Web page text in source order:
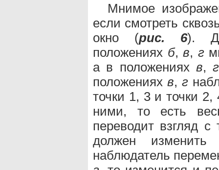
Мнимое
если смотреть
окно (рис. 6).
положениях б,в, г
а в положениях в,г
положениях в, г
точки 1, 3 и точки
ними, то есть
переводит взгляд
должен
наблюдатель